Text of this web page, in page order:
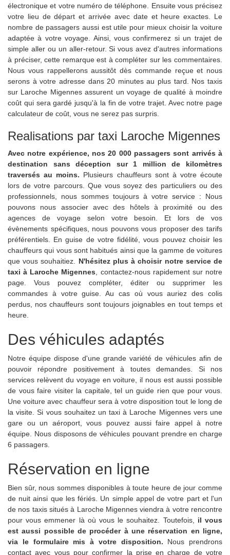
électronique et votre numéro de téléphone. Ensuite vous précisez
votre lieu de départ et arrivée avec date et heure exactes. Le
nombre de passagers aussi est utile pour mieux choisir la voiture
adaptée à votre voyage. Ainsi, vous confirmerez si un trajet de
simple aller ou un aller-retour. Si vous avez d'autres informations
à préciser, cette remarque est à compléter sur les commentaires.
Nous vous rappellerons aussitôt dès commande reçue et nous
serons à votre adresse dans 20 minutes au plus tard. Nos taxis
sur Laroche Migennes assurent un voyage de qualité à moindre
coût qui sera gardé jusqu'à la fin de votre trajet. Avec notre page
calculateur de coût, vous ne serez pas surpris.
Realisations par taxi Laroche Migennes
Avec notre expérience, nos 20 000 passagers sont arrivés à
destination sans déception sur 1 million de kilomètres
traversés au moins. Plusieurs chauffeurs sont à votre écoute
lors de votre parcours. Que vous soyez des particuliers ou des
professionnels, nous sommes toujours à votre service : Nous
pouvons nous associer avec des hôtels à proximité ou des
agences de voyage selon votre besoin. Et lors de vos
évènements spécifiques, nous pouvons vous proposer des tarifs
préférentiels. En guise de votre fidélité, vous pouvez choisir les
chauffeurs qui vous sont habitués ainsi que la gamme de voitures
que vous souhaitiez. N'hésitez plus à choisir notre service de
taxi à Laroche Migennes, contactez-nous rapidement sur notre
page. Vous pouvez compléter, éditer ou supprimer les
commandes à votre guise. Au cas où vous auriez des colis
perdus, nos chauffeurs sont toujours joignables en tout temps et
heure.
Des véhicules adaptés
Notre équipe dispose d'une grande variété de véhicules afin de
pouvoir répondre positivement à toutes demandes. Si nos
services relèvent du voyage en voiture, il nous est aussi possible
de vous faire visiter la capitale, tel un guide rien que pour vous.
Une voiture avec chauffeur sera à votre disposition tout le long de
la visite. Si vous souhaitez un taxi à Laroche Migennes vers une
gare ou un aéroport, vous pouvez aussi faire appel à notre
équipe. Nous disposons de véhicules pouvant prendre en charge
6 passagers.
Réservation en ligne
Bien sûr, nous sommes disponibles à toute heure de jour comme
de nuit ainsi que les fériés. Un simple appel de votre part et l'un
de nos taxis situés à Laroche Migennes viendra à votre rencontre
pour vous emmener là où vous le souhaitez. Toutefois, il vous
est aussi possible de procéder à une réservation en ligne,
via le formulaire mis à votre disposition. Nous prendrons
contact avec vous pour confirmer la prise en charge de votre